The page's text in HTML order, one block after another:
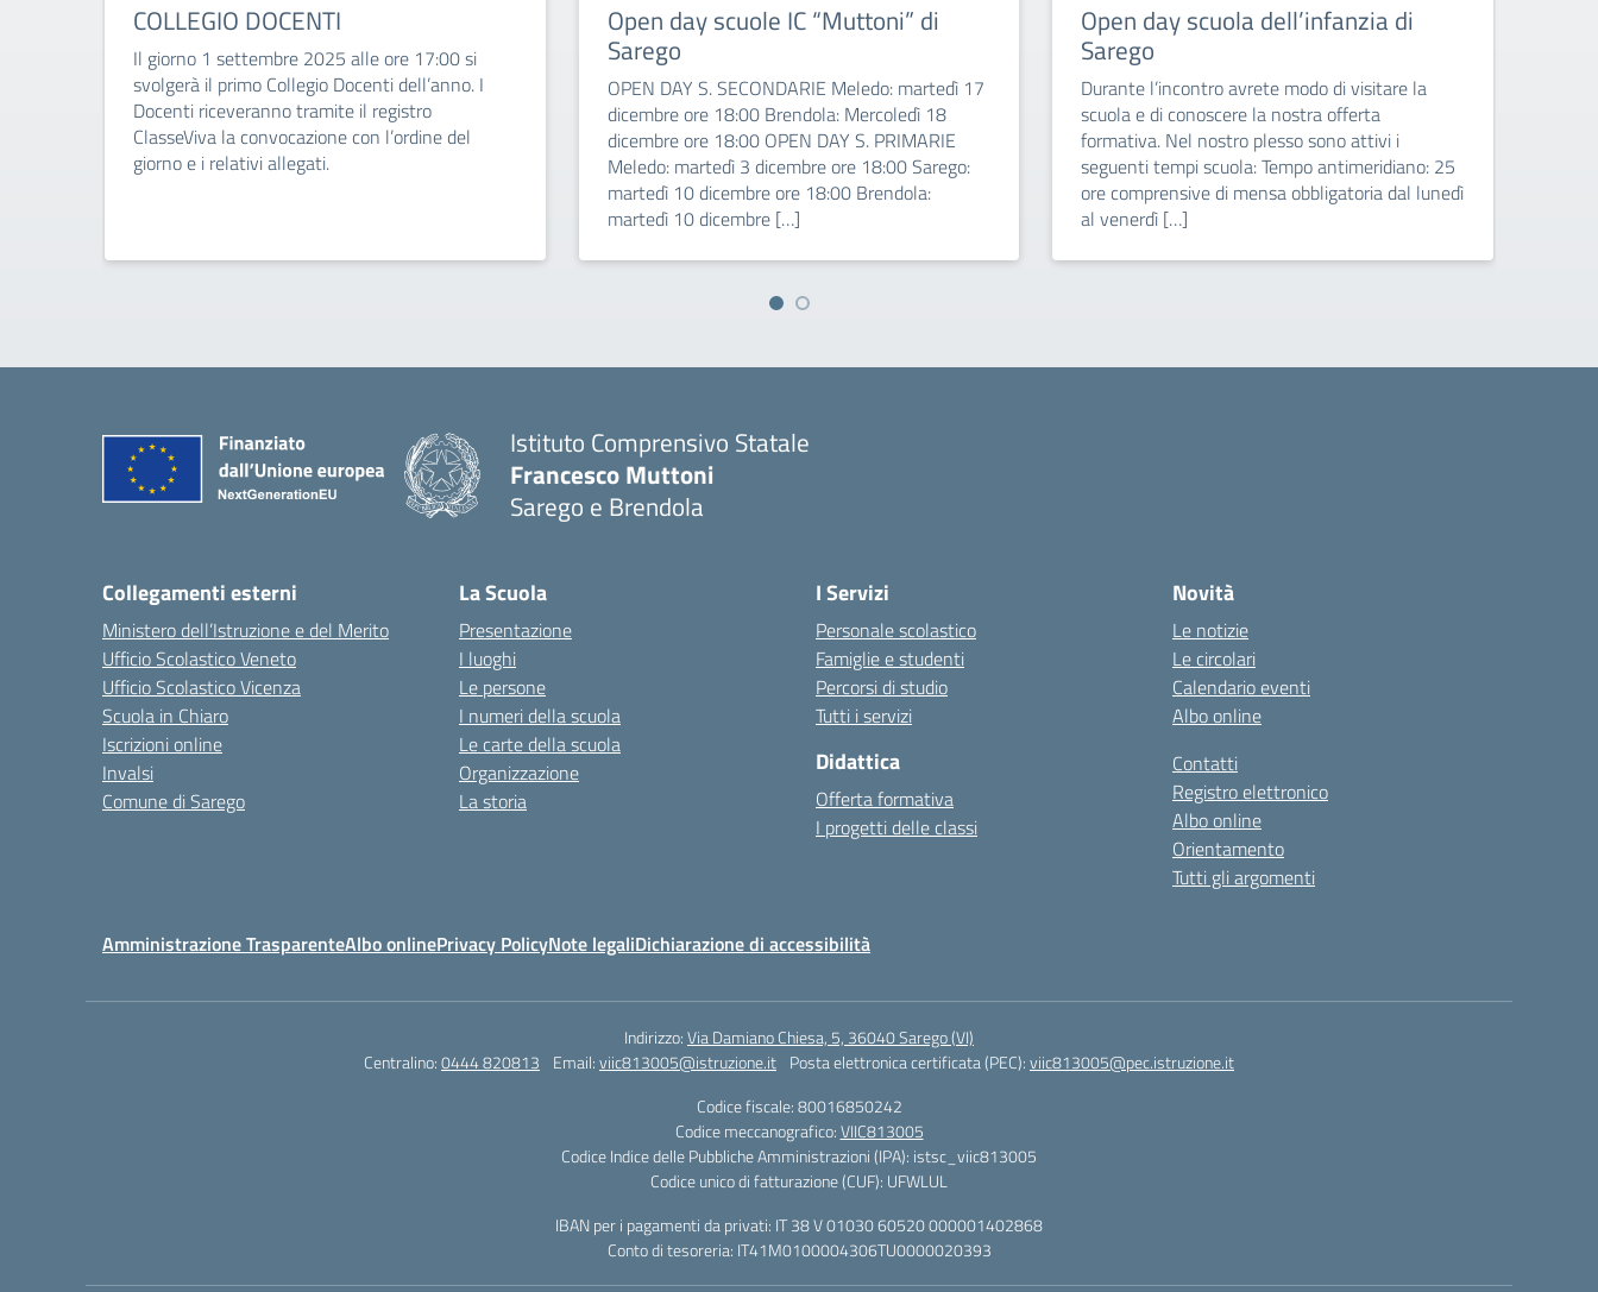
COLLEGIO DOCENTI
Il giorno 1 settembre 2025 alle ore 17:00 si
svolgerà il primo Collegio Docenti dell’anno. I
Docenti riceveranno tramite il registro
ClasseViva la convocazione con l’ordine del
giorno e i relativi allegati.
Open day scuole IC “Muttoni” di
Sarego
OPEN DAY S. SECONDARIE Meledo: martedì 17
dicembre ore 18:00 Brendola: Mercoledì 18
dicembre ore 18:00 OPEN DAY S. PRIMARIE
Meledo: martedì 3 dicembre ore 18:00 Sarego:
martedì 10 dicembre ore 18:00 Brendola:
martedì 10 dicembre […]
Open day scuola dell’infanzia di
Sarego
Durante l’incontro avrete modo di visitare la
scuola e di conoscere la nostra offerta
formativa. Nel nostro plesso sono attivi i
seguenti tempi scuola: Tempo antimeridiano: 25
ore comprensive di mensa obbligatoria dal lunedì
al venerdì […]
Istituto Comprensivo Statale
Francesco Muttoni
Sarego e Brendola
Collegamenti esterni
Ministero dell’Istruzione e del Merito
Ufficio Scolastico Veneto
Ufficio Scolastico Vicenza
Scuola in Chiaro
Iscrizioni online
Invalsi
Comune di Sarego
La Scuola
Presentazione
I luoghi
Le persone
I numeri della scuola
Le carte della scuola
Organizzazione
La storia
I Servizi
Personale scolastico
Famiglie e studenti
Percorsi di studio
Tutti i servizi
Didattica
Offerta formativa
I progetti delle classi
Novità
Le notizie
Le circolari
Calendario eventi
Albo online
Contatti
Registro elettronico
Albo online
Orientamento
Tutti gli argomenti
Amministrazione TrasparenteAlbo onlinePrivacy PolicyNote legaliDichiarazione di accessibilità
Indirizzo:Via Damiano Chiesa, 5, 36040 Sarego (VI)
Centralino:0444 820813 Email:viic813005@istruzione.it Posta elettronica certificata (PEC):viic813005@pec.istruzione.it
Codice fiscale: 80016850242
Codice meccanografico:VIIC813005
Codice Indice delle Pubbliche Amministrazioni (IPA): istsc_viic813005
Codice unico di fatturazione (CUF): UFWLUL
IBAN per i pagamenti da privati: IT 38 V 01030 60520 000001402868
Conto di tesoreria: IT41M0100004306TU0000020393